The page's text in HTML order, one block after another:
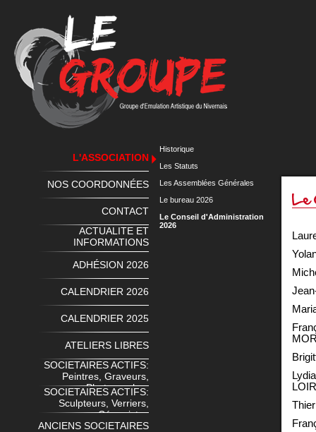
Historique
Les Statuts
Les Assemblées Générales
Le bureau 2026
Le Conseil d'Administration
2026
L'ASSOCIATION
NOS COORDONNÉES
CONTACT
ACTUALITE ET
INFORMATIONS
ADHÉSION 2026
CALENDRIER 2026
CALENDRIER 2025
ATELIERS LIBRES
SOCIETAIRES ACTIFS:
Peintres, Graveurs,
Photographes
SOCIETAIRES ACTIFS:
Sculpteurs, Verriers,
Céramistes
ANCIENS SOCIETAIRES